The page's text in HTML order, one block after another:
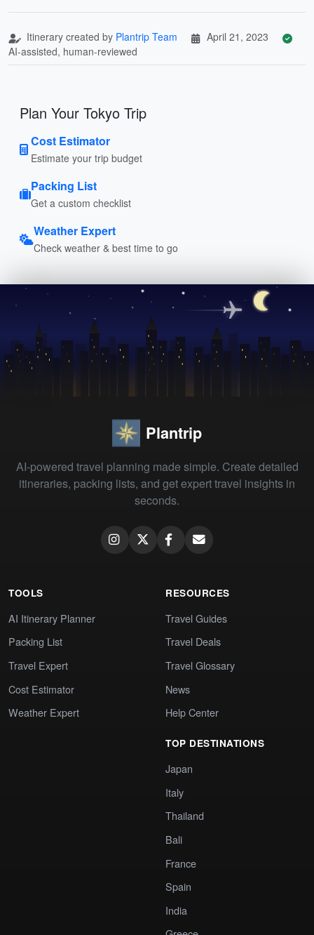
Itinerary created by Plantrip Team
April 21, 2023
AI-assisted, human-reviewed
Plan Your Tokyo Trip
Cost Estimator
Estimate your trip budget
Packing List
Get a custom checklist
Weather Expert
Check weather & best time to go
Plantrip
AI-powered travel planning made simple. Create detailed
itineraries, packing lists, and get expert travel insights in
seconds.
TOOLS
AI Itinerary Planner
Packing List
Travel Expert
Cost Estimator
Weather Expert
RESOURCES
Travel Guides
Travel Deals
Travel Glossary
News
Help Center
TOP DESTINATIONS
Japan
Italy
Thailand
Bali
France
Spain
India